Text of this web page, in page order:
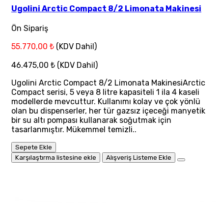
Ugolini Arctic Compact 8/2 Limonata Makinesi
Ön Sipariş
55.770,00 ₺ (KDV Dahil)
46.475,00 ₺ (KDV Dahil)
Ugolini Arctic Compact 8/2 Limonata MakinesiArctic
Compact serisi, 5 veya 8 litre kapasiteli 1 ila 4 kaseli
modellerde mevcuttur. Kullanımı kolay ve çok yönlü
olan bu dispenserler, her tür gazsız içeceği manyetik
bir su altı pompası kullanarak soğutmak için
tasarlanmıştır. Mükemmel temizli..
Sepete Ekle
Karşılaştırma listesine ekle
Alışveriş Listeme Ekle